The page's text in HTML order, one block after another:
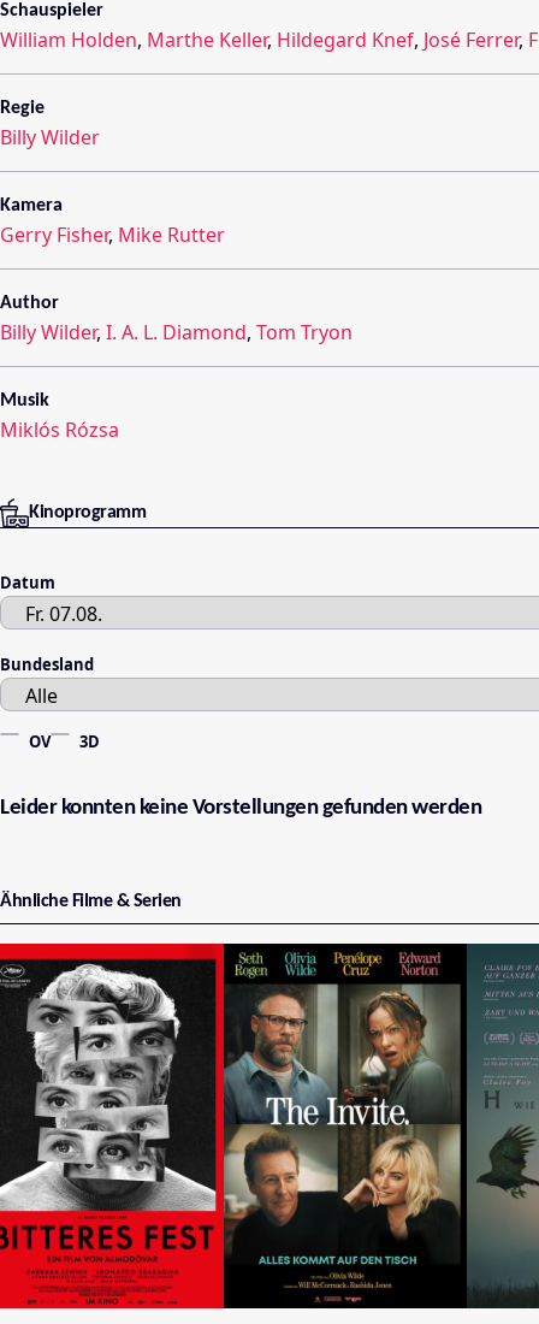
Schauspieler
William Holden, Marthe Keller, Hildegard Knef, José Ferrer,
Regie
Billy Wilder
Kamera
Gerry Fisher, Mike Rutter
Author
Billy Wilder, I. A. L. Diamond, Tom Tryon
Musik
Miklós Rózsa
Kinoprogramm
Datum
Bundesland
OV 3D
Leider konnten keine Vorstellungen gefunden werden
Ähnliche Filme & Serien